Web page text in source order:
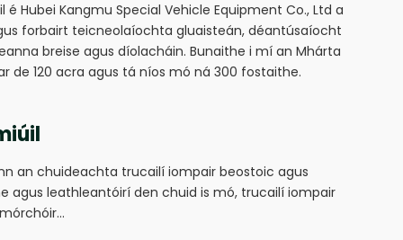
Hubei Kangmu Special Vehicle Equipment Co., Ltd a
forbairt teicneolaíochta gluaisteán, déantúsaíocht
breise agus díolacháin. Bunaithe i mí an Mhárta
de 120 acra agus tá níos mó ná 300 fostaithe.
an chuideachta trucailí iompair beostoic agus
agus leathleantóirí den chuid is mó, trucailí iompair